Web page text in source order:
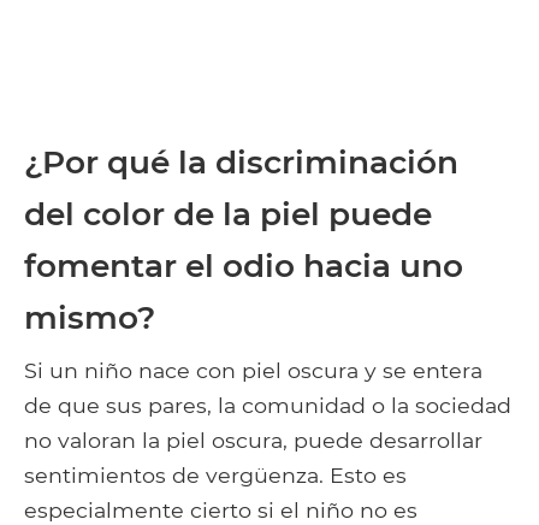
¿Por qué la discriminación
del color de la piel puede
fomentar el odio hacia uno
mismo?
Si un niño nace con piel oscura y se entera
de que sus pares, la comunidad o la sociedad
no valoran la piel oscura, puede desarrollar
sentimientos de vergüenza. Esto es
especialmente cierto si el niño no es